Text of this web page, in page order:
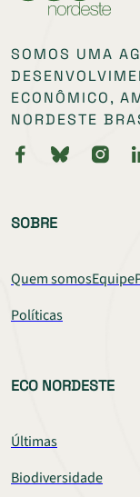
SOMOS UMA
ECONÔMICO,
NORDESTE
SOBRE
Quem somosEquipe
Políticas
ECO NORDESTE
Últimas
Biodiversidade